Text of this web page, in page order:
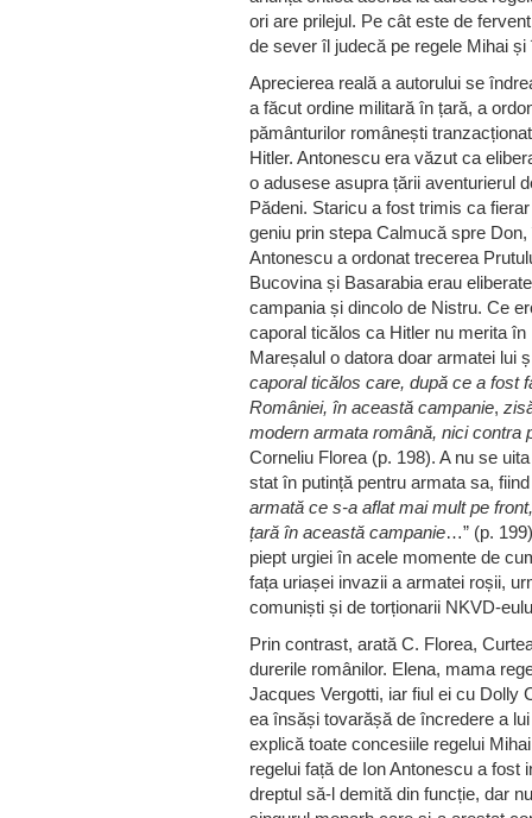
ori are prilejul. Pe cât este de
de sever îl judecă pe regele Mihai
Aprecierea reală a autorului se
a făcut ordine militară în țară, a
pământurilor românești
Hitler. Antonescu era văzut ca
o adusese asupra țării aventurierul
Pădeni. Staricu a fost trimis ca
geniu prin stepa Calmucă spre
Antonescu a ordonat trecerea
Bucovina și Basarabia erau
campania și dincolo de Nistru. Ce
caporal ticălos ca Hitler nu merita
Mareșalul o datora doar armatei lui
caporal ticălos care, după ce a fost
României, în această campanie,
modern armata română, nici contra
Corneliu Florea (p. 198). A nu se
stat în putință pentru armata sa, fiind
armată ce s-a aflat mai mult pe
țară în această campanie…” (p.
piept urgiei în acele momente de
fața uriașei invazii a armatei roșii,
comuniști și de torționarii NKVD-
Prin contrast, arată C. Florea,
durerile românilor. Elena, mama
Jacques Vergotti, iar fiul ei cu Dolly
ea însăși tovarășă de încredere a
explică toate concesiile regelui
regelui față de Ion Antonescu a fost
dreptul să-l demită din funcție, dar